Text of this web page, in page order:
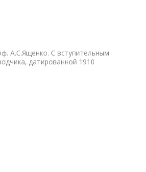
А.С.Ященко. С вступительным
датированной 1910